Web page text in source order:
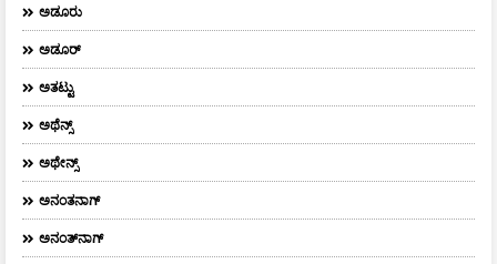
ಅಡೂರು
ಅಡೂರ್
ಅತಟ್ಟು
ಅಥೆನ್ಸ್
ಅಥೇನ್ಸ್‌
ಅನಂತನಾಗ್
ಅನಂತ್‌ನಾಗ್‌